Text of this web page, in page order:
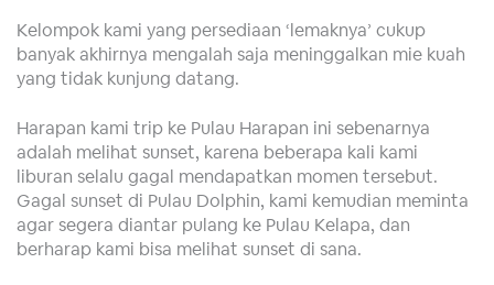
Kelompok kami yang persediaan ‘lemaknya’ cukup
banyak akhirnya mengalah saja meninggalkan mie kuah
yang tidak kunjung datang.
Harapan kami trip ke Pulau Harapan ini sebenarnya
adalah melihat sunset, karena beberapa kali kami
liburan selalu gagal mendapatkan momen tersebut.
Gagal sunset di Pulau Dolphin, kami kemudian meminta
agar segera diantar pulang ke Pulau Kelapa, dan
berharap kami bisa melihat sunset di sana.